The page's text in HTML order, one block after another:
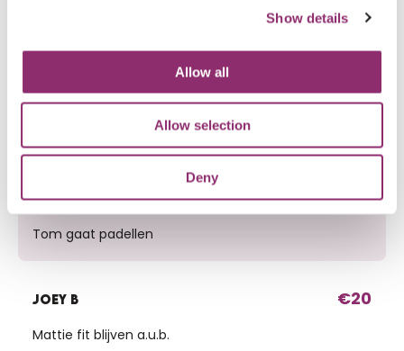
Show details
Allow all
Allow selection
Deny
€15
JAN WILLEM DE HOOP
STEVEN KRAMER €100
Tom gaat padellen
JOEY B €20
Mattie fit blijven a.u.b.